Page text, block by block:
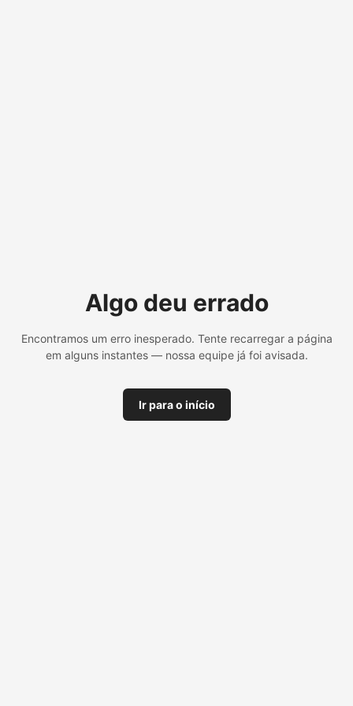
Algo deu errado
Encontramos um erro inesperado. Tente recarregar a página
em alguns instantes — nossa equipe já foi avisada.
Ir para o início